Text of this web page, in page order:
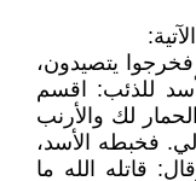
فخرجوا يتصيدون،
للذئب: اقسم
لك والأرنب
فخبطه الأسد،
قاتله الله ما